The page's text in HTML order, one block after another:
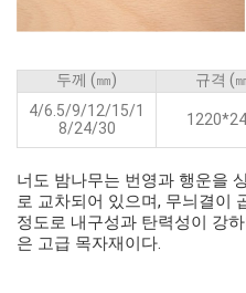
두께 (㎜) 규격 (
4/6.5/9/12/15/1
8/24/30
너도 밤나무는 번영과 행운을
로 교차되어 있으며, 무늬결이
정도로 내구성과 탄력성이 강
은 고급 목자재이다.